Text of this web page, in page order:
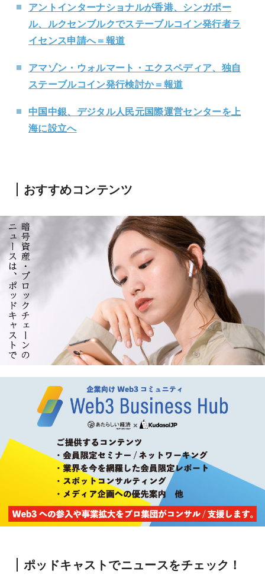
アントインターナショナルが香港、シンガポー
ル、ルクセンブルクでステーブルコイン発行者ラ
イセンス申請へ＝報道
アマゾン・ウォルマート・エクスペディア、独自
ステーブルコイン発行検討か＝報道
中国中銀、デジタル人民元国際運営センターを上
海に設立へ
おすすめコンテンツ
ポッドキャストでニュースをチェック！